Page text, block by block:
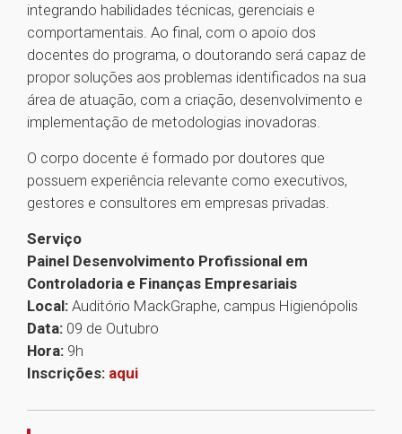
integrando habilidades técnicas, gerenciais e
comportamentais. Ao final, com o apoio dos
docentes do programa, o doutorando será capaz de
propor soluções aos problemas identificados na sua
área de atuação, com a criação, desenvolvimento e
implementação de metodologias inovadoras.
O corpo docente é formado por doutores que
possuem experiência relevante como executivos,
gestores e consultores em empresas privadas.
Serviço
Painel Desenvolvimento Profissional em
Controladoria e Finanças Empresariais
Local: Auditório MackGraphe, campus Higienópolis
Data: 09 de Outubro
Hora: 9h
Inscrições: aqui